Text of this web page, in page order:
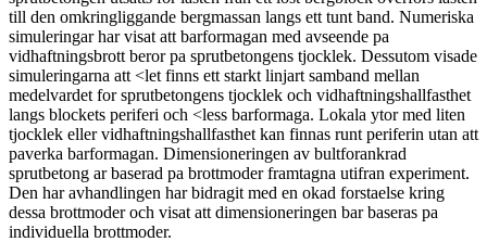
till den omkringliggande bergmas­san langs ett tunt band. Numeriska
simuleringar har visat att barformagan med avseende pa
vidhaftningsbrott beror pa sprutbetongens tjocklek. Dessutom visade
simuleringarna att <let finns ett starkt linjart samband mellan
medelvardet for sprutbetongens tjocklek och vidhaftningshallfasthet
langs block­ets periferi och <less barformaga. Lokala ytor med liten
tjocklek eller vidhaft­ningshallfasthet kan finnas runt periferin utan att
paverka barformagan. Dimen­sioneringen av bultforankrad
sprutbetong ar baserad pa brottmoder framtagna utifran experiment.
Den har avhandlingen har bidragit med en okad forstaelse kring
dessa brottmoder och visat att dimensioneringen bar baseras pa
individuella brottmoder.